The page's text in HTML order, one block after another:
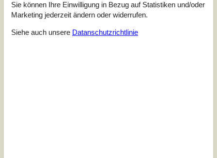
5
3
Sie können Ihre Einwilligung in Bezug auf Statistiken und/oder
Marketing jederzeit ändern oder widerrufen.
Siehe auch unsere Datanschutzrichtlinie